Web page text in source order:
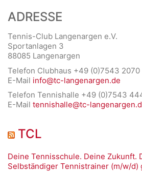
ADRESSE
Tennis-Club Langenargen e.V.
Sportanlagen 3
88085 Langenargen
Telefon Clubhaus +49 (0)7543 2070
E-Mail info@tc-langenargen.de
Telefon Tennishalle +49 (0)7543
E-Mail tennishalle@tc-
TCL
Deine Tennisschule. Deine Zukunft.
Selbständiger Tennistrainer (m/w/d)